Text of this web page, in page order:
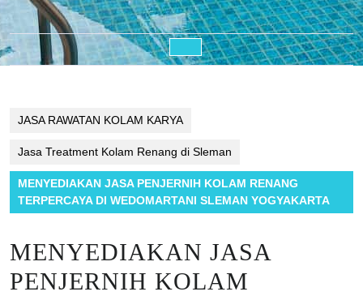
Open
JASA RAWATAN KOLAM KARYA
Jasa Treatment Kolam Renang di Sleman
MENYEDIAKAN JASA PENJERNIH KOLAM RENANG
TERPERCAYA DI WEDOMARTANI SLEMAN YOGYAKARTA
MENYEDIAKAN JASA
PENJERNIH KOLAM